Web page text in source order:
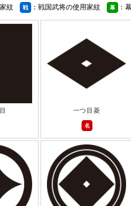
紋 戦 ：戦国武将の使用家紋 幕 ：
一つ目菱
名